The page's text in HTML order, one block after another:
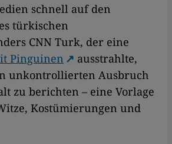
schnell auf den
türkischen
CNN Turk, der eine
Pinguinen
ausstrahlte,
unkontrollierten Ausbruch
zu berichten – eine Vorlage
Kostümierungen und